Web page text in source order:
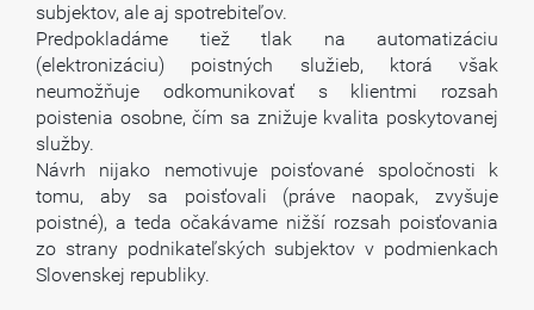
subjektov, ale aj spotrebiteľov.
Predpokladáme tiež tlak na automatizáciu
(elektronizáciu) poistných služieb, ktorá však
neumožňuje odkomunikovať s klientmi rozsah
poistenia osobne, čím sa znižuje kvalita poskytovanej
služby.
Návrh nijako nemotivuje poisťované spoločnosti k
tomu, aby sa poisťovali (práve naopak, zvyšuje
poistné), a teda očakávame nižší rozsah poisťovania
zo strany podnikateľských subjektov v podmienkach
Slovenskej republiky.